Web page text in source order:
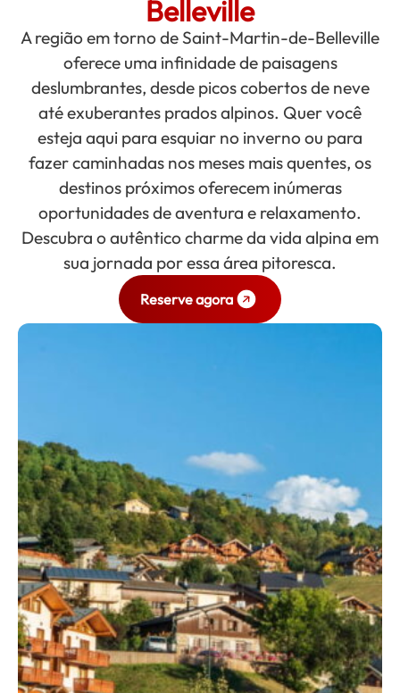
Belleville
A região em torno de Saint-Martin-de-Belleville
oferece uma infinidade de paisagens
deslumbrantes, desde picos cobertos de neve
até exuberantes prados alpinos. Quer você
esteja aqui para esquiar no inverno ou para
fazer caminhadas nos meses mais quentes, os
destinos próximos oferecem inúmeras
oportunidades de aventura e relaxamento.
Descubra o autêntico charme da vida alpina em
sua jornada por essa área pitoresca.
Reserve agora